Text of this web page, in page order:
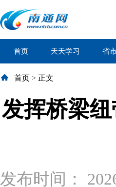
首页 天天学习 省
首页 > 正文
发挥桥梁
发布时间：